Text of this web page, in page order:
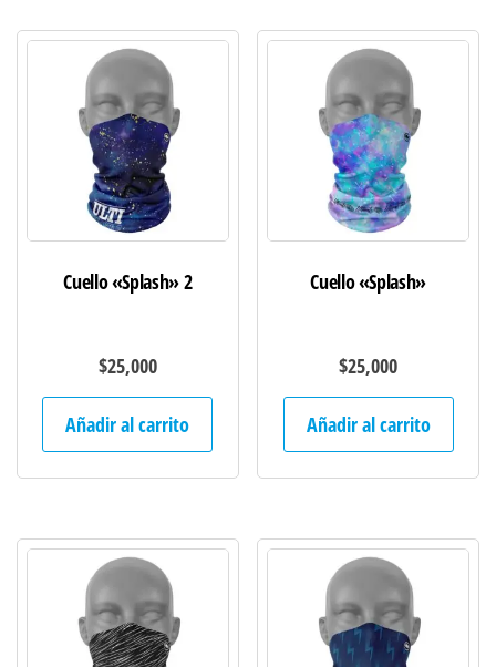
Cuello «Splash» 2
$25,000
Añadir al carrito
Cuello «Splash»
$25,000
Añadir al carrito